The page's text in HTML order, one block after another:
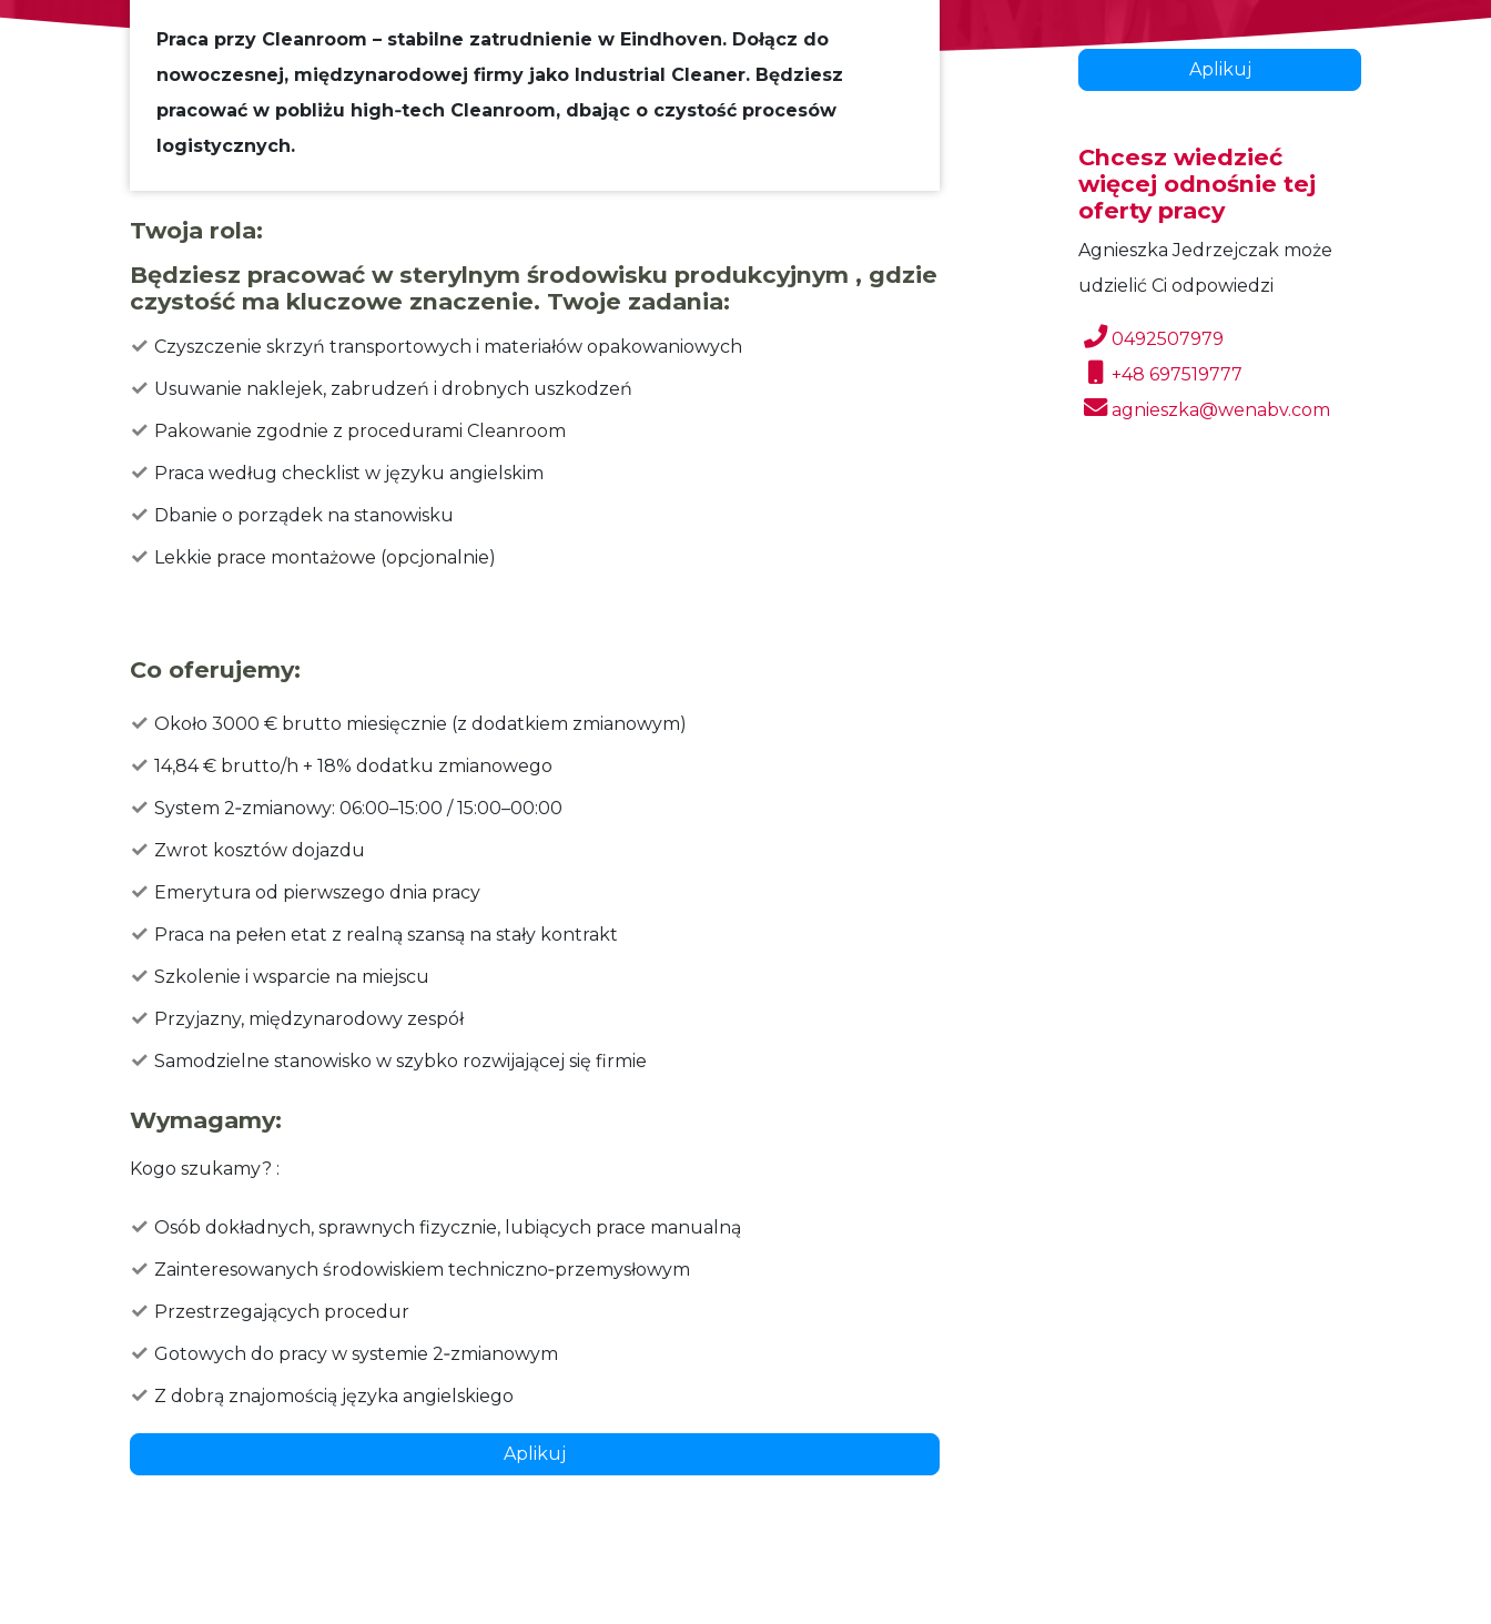
Praca przy Cleanroom – stabilne zatrudnienie w Eindhoven. Dołącz do
nowoczesnej, międzynarodowej firmy jako Industrial Cleaner. Będziesz
pracować w pobliżu high‑tech Cleanroom, dbając o czystość procesów
logistycznych.
Twoja rola:
Będziesz pracować w sterylnym środowisku produkcyjnym , gdzie
czystość ma kluczowe znaczenie. Twoje zadania:
Czyszczenie skrzyń transportowych i materiałów opakowaniowych
Usuwanie naklejek, zabrudzeń i drobnych uszkodzeń
Pakowanie zgodnie z procedurami Cleanroom
Praca według checklist w języku angielskim
Dbanie o porządek na stanowisku
Lekkie prace montażowe (opcjonalnie)
Co oferujemy:
Około 3000 € brutto miesięcznie (z dodatkiem zmianowym)
14,84 € brutto/h + 18% dodatku zmianowego
System 2‑zmianowy: 06:00–15:00 / 15:00–00:00
Zwrot kosztów dojazdu
Emerytura od pierwszego dnia pracy
Praca na pełen etat z realną szansą na stały kontrakt
Szkolenie i wsparcie na miejscu
Przyjazny, międzynarodowy zespół
Samodzielne stanowisko w szybko rozwijającej się firmie
Wymagamy:
Kogo szukamy? :
Osób dokładnych, sprawnych fizycznie, lubiących prace manualną
Zainteresowanych środowiskiem techniczno‑przemysłowym
Przestrzegających procedur
Gotowych do pracy w systemie 2‑zmianowym
Z dobrą znajomością języka angielskiego
Aplikuj
Aplikuj
Chcesz wiedzieć
więcej odnośnie tej
oferty pracy
Agnieszka Jedrzejczak może
udzielić Ci odpowiedzi
0492507979
+48 697519777
agnieszka@wenabv.com